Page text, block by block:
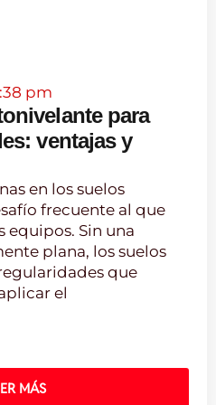
pm
para
ventajas y
en los suelos
frecuente al que
equipos. Sin una
plana, los suelos
que
el
MÁS